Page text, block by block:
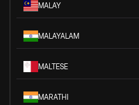
MALAY
MALAYALAM
MALTESE
MARATHI